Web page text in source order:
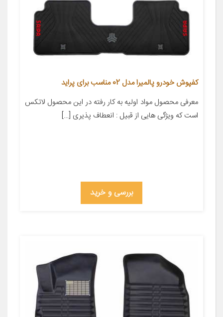
کفپوش خودرو پالمیرا مدل 02 مناسب برای پراید
معرفی محصول مواد اولیه به کار رفته در این محصول لاتکس
است که ویژگی هایی از قبیل : انعطاف پذیری […]
بررسی و خرید